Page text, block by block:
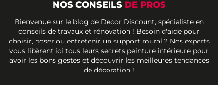
NOS CONSEILS DE PROS
Bienvenue sur le blog de Décor Discount, spécialiste en
conseils de travaux et rénovation ! Besoin d'aide pour
choisir, poser ou entretenir un support mural ? Nos experts
vous libèrent ici tous leurs secrets peinture intérieure pour
avoir les bons gestes et découvrir les meilleures tendances
de décoration !